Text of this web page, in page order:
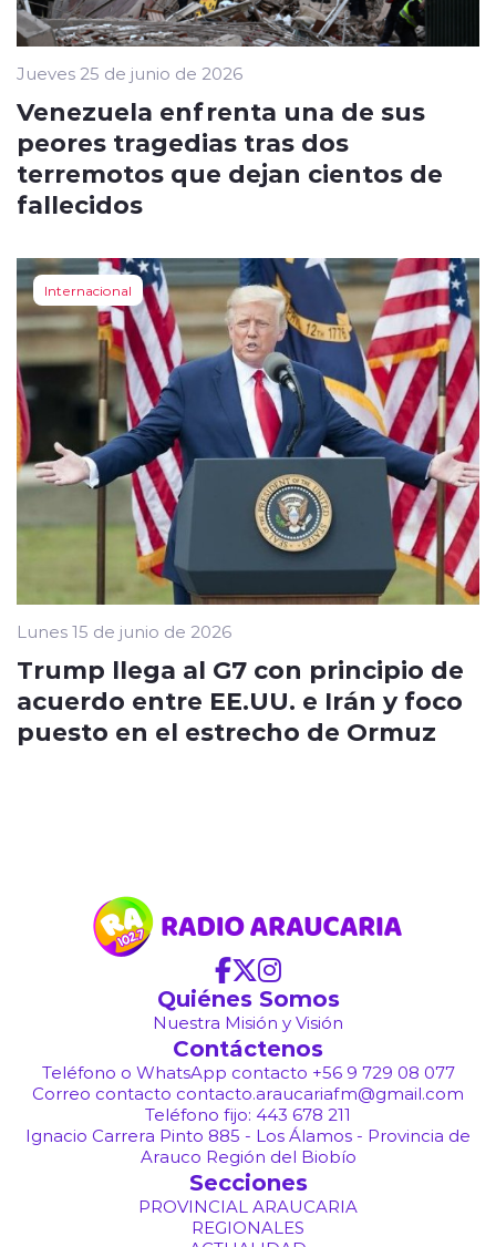
Jueves 25 de junio de 2026
Venezuela enfrenta una de sus
peores tragedias tras dos
terremotos que dejan cientos de
fallecidos
Internacional
Lunes 15 de junio de 2026
Trump llega al G7 con principio de
acuerdo entre EE.UU. e Irán y foco
puesto en el estrecho de Ormuz
Quiénes Somos
Nuestra Misión y Visión
Contáctenos
Teléfono o WhatsApp contacto +56 9 729 08 077
Correo contacto contacto.araucariafm@gmail.com
Teléfono fijo: 443 678 211
Ignacio Carrera Pinto 885 - Los Álamos - Provincia de
Arauco Región del Biobío
Secciones
PROVINCIAL ARAUCARIA
REGIONALES